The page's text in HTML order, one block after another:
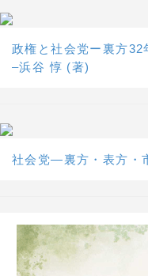
政権と社会党ー裏方
–浜谷 惇 (著)
社会党―裏方・表方・